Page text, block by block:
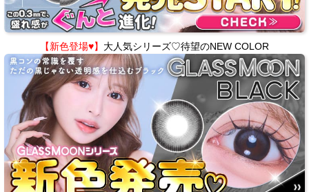
【新色登場♥】 大人気シリーズ♡待望のNEW COLOR